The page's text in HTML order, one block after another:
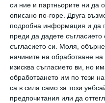
си ние и партньорите ни да
описано по-горе. Друга
подробна информация и да
преди да дадете
съгласието си.
Моля,
начините на обработване
изисква съгласието ви, но
обработването им по тези
са в сила само за този
предпочитания или да